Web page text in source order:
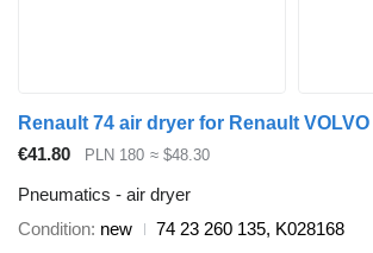
Renault 74 air dryer for Renault
€41.80
PLN 180 ≈ $48.30
Pneumatics - air dryer
Condition new
74 23 260 135, K028168